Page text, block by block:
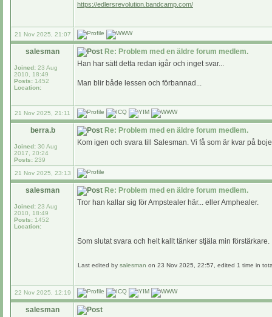
https://edlersrevolution.bandcamp.com/
21 Nov 2025, 21:07
salesman
Joined: 23 Aug
2010, 18:49
Posts: 1452
Location:
Re: Problem med en äldre forum medlem.
Han har sätt detta redan igår och inget svar...
Man blir både lessen och förbannad...
21 Nov 2025, 21:11
berra.b
Joined: 30 Aug
2017, 20:24
Posts: 239
Re: Problem med en äldre forum medlem.
Kom igen och svara till Salesman. Vi få som är kvar på
21 Nov 2025, 23:13
salesman
Joined: 23 Aug
2010, 18:49
Posts: 1452
Location:
Re: Problem med en äldre forum medlem.
Tror han kallar sig för Ampstealer här... eller Amphealer.
Som slutat svara och helt kallt tänker stjäla min förstärkare.
Last edited by salesman on 23 Nov 2025, 22:57, edited 1 time in
22 Nov 2025, 12:19
salesman